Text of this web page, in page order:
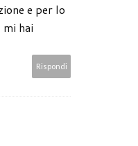
e per lo
mi hai
Rispondi